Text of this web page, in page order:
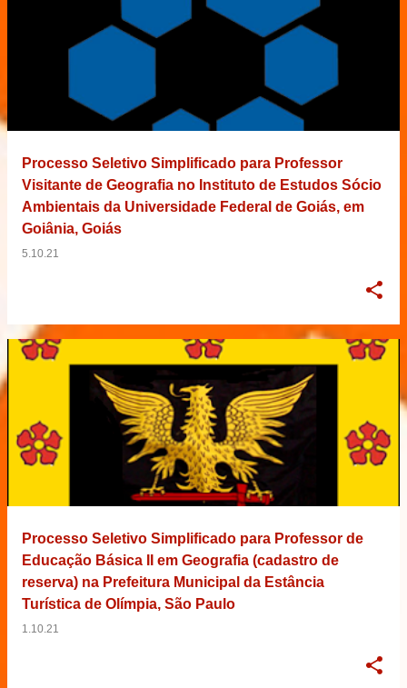
Processo Seletivo Simplificado para Professor
Visitante de Geografia no Instituto de Estudos Sócio
Ambientais da Universidade Federal de Goiás, em
Goiânia, Goiás
5.10.21
Processo Seletivo Simplificado para Professor de
Educação Básica II em Geografia (cadastro de
reserva) na Prefeitura Municipal da Estância
Turística de Olímpia, São Paulo
1.10.21